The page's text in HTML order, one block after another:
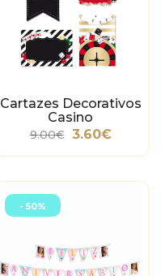
Cartazes Decorativos
Casino
9.00€ 3.60€
- 50%